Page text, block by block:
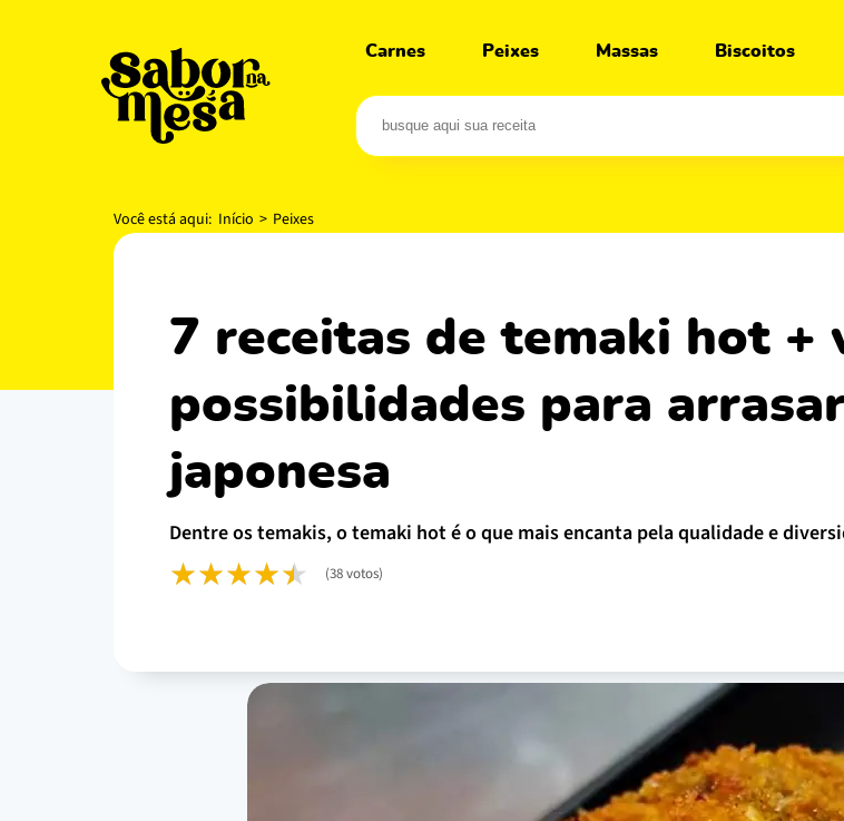
Carnes Peixes Massas Biscoitos
Você está aqui: Início > Peixes
7 receitas de temaki hot + variadas
possibilidades para
japonesa
dentre os temakis, o temaki hot é o que mais encanta pela qualidade e
(38 votos)